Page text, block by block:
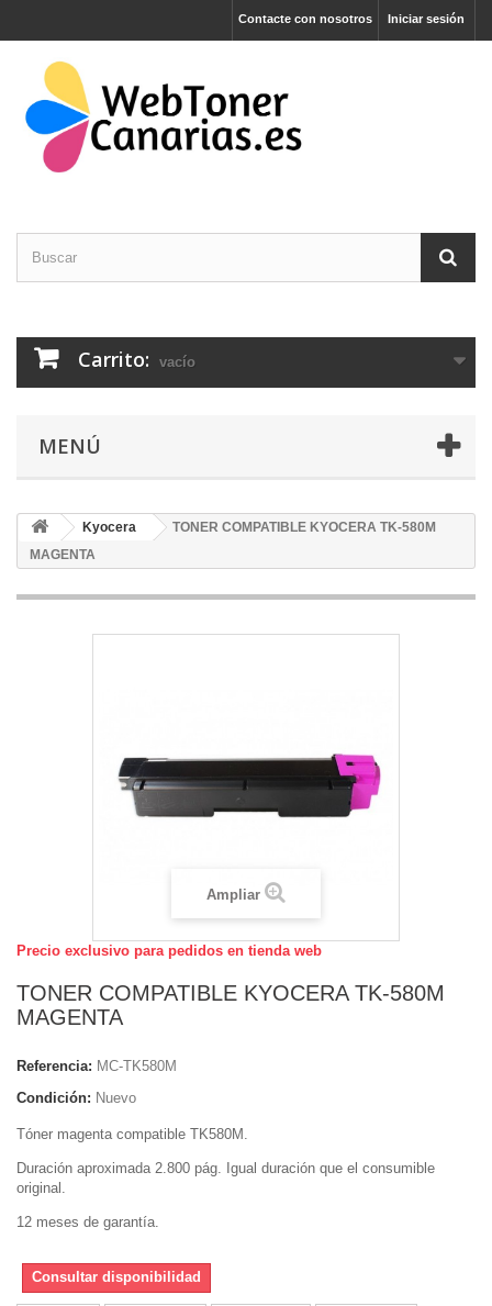
Iniciar sesión
Contacte con nosotros
Carrito: vacío
MENÚ
Kyocera
TONER COMPATIBLE KYOCERA TK-580M
MAGENTA
Ampliar
Precio exclusivo para pedidos en tienda web
TONER COMPATIBLE KYOCERA TK-580M
MAGENTA
Referencia: MC-TK580M
Condición: Nuevo
Tóner magenta compatible TK580M.
Duración aproximada 2.800 pág. Igual duración que el consumible
original.
12 meses de garantía.
Consultar disponibilidad